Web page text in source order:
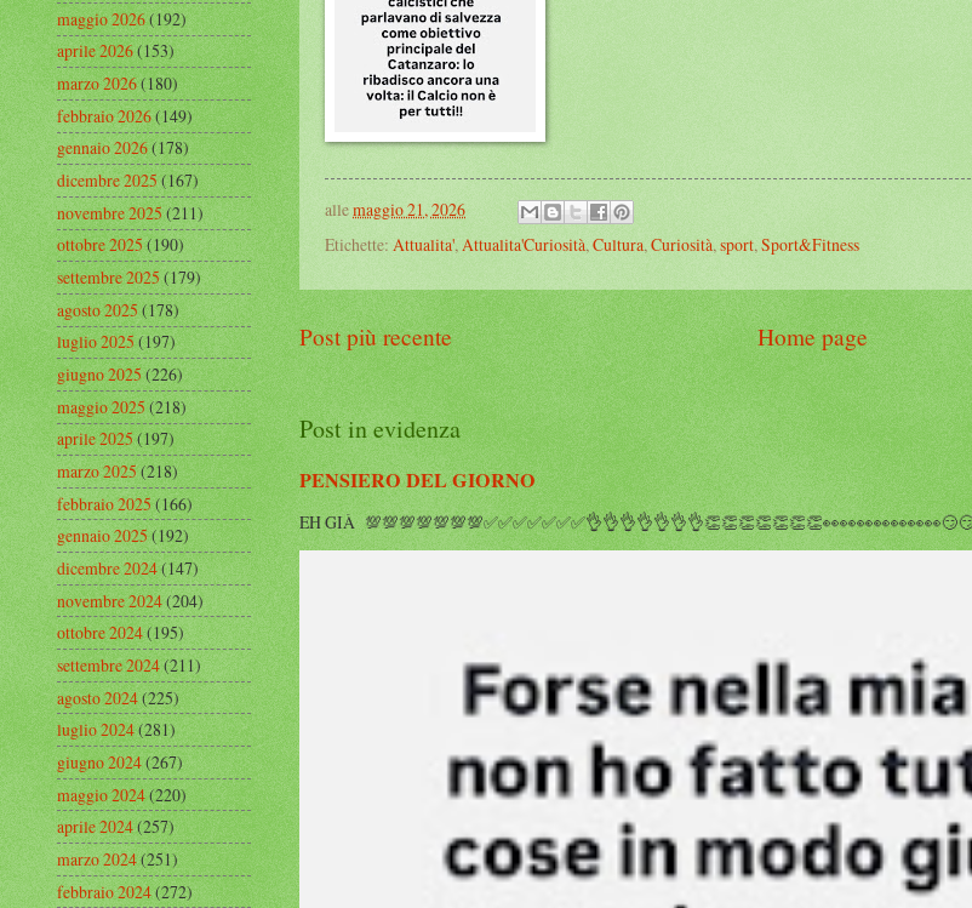
allemaggio 21, 2026
Etichette: Attualita',Attualita'Curiosità,Cultura,Curiosità,sport,Sport&Fitness
Post più recente Home page
Post in evidenza
PENSIERO DEL GIORNO
EH GIÀ
maggio 2026(192)
aprile 2026(153)
marzo 2026(180)
febbraio 2026(149)
gennaio 2026(178)
dicembre 2025(167)
novembre 2025(211)
ottobre 2025(190)
settembre 2025(179)
agosto 2025(178)
luglio 2025(197)
giugno 2025(226)
maggio 2025(218)
aprile 2025(197)
marzo 2025(218)
febbraio 2025(166)
gennaio 2025(192)
dicembre 2024(147)
novembre 2024(204)
ottobre 2024(195)
settembre 2024(211)
agosto 2024(225)
luglio 2024(281)
giugno 2024(267)
maggio 2024(220)
aprile 2024(257)
marzo 2024(251)
febbraio 2024(272)